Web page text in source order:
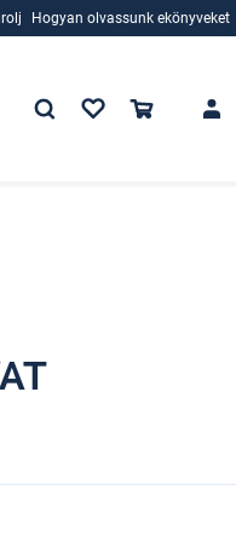
Hogyan olvassunk ekönyveket